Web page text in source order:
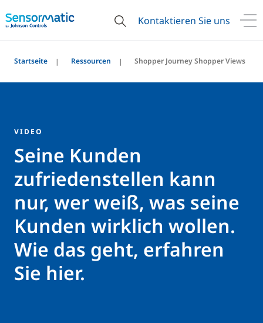
Kontaktieren Sie uns
Startseite Ressourcen Shopper Journey Shopper Views
VIDEO
Seine Kunden
zufriedenstellen kann
nur, wer weiß, was seine
Kunden wirklich wollen.
Wie das geht, erfahren
Sie hier.